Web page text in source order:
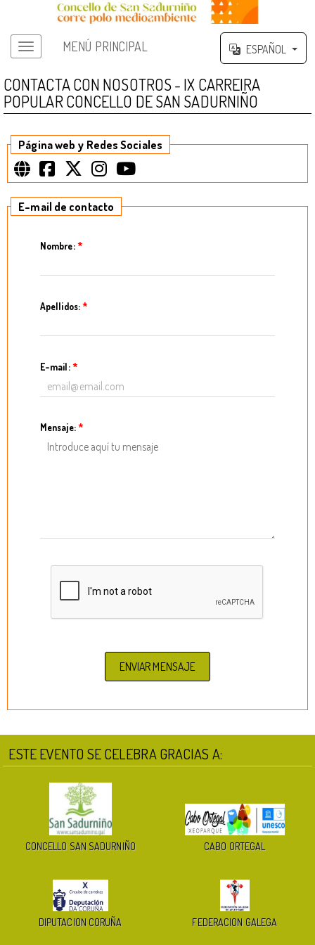
Menú principalMENÚ PRINCIPAL ESPAÑOL
CONTACTA CON NOSOTROS - IX CARREIRA
POPULAR CONCELLO DE SAN SADURNIÑO
Página web y Redes Sociales
E-mail de contacto
Nombre:*
Apellidos:*
E-mail:*
Mensaje:*
ESTE EVENTO SE CELEBRA GRACIAS A:
CONCELLO SAN SADURNIÑO CABO ORTEGAL
DIPUTACION CORUÑA FEDERACION GALEGA